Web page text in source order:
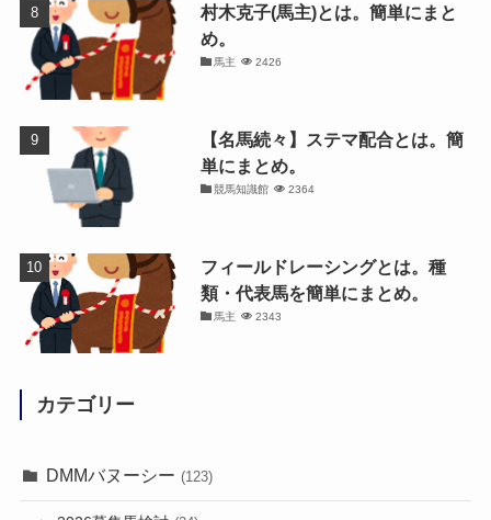
村木克子(馬主)とは。簡単にまと
め。
馬主 2426
【名馬続々】ステマ配合とは。簡
単にまとめ。
競馬知識館 2364
フィールドレーシングとは。種
類・代表馬を簡単にまとめ。
馬主 2343
カテゴリー
DMMバヌーシー (123)